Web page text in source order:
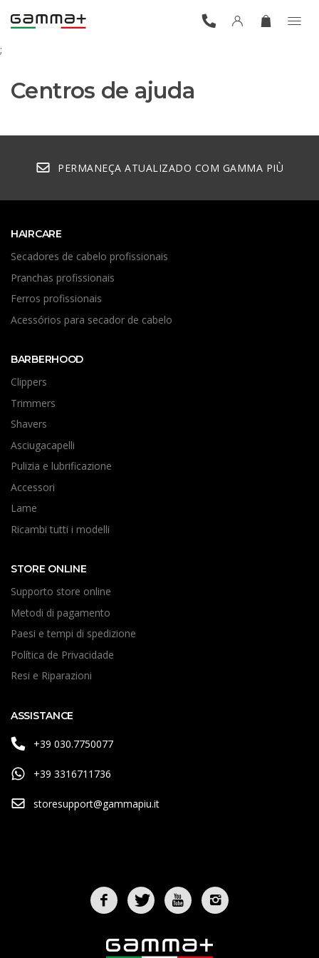
;
Centros de ajuda
PERMANEÇA ATUALIZADO COM GAMMA PIÙ
HAIRCARE
Secadores de cabelo profissionais
Pranchas profissionais
Ferros profissionais
Acessórios para secador de cabelo
BARBERHOOD
Clippers
Trimmers
Shavers
Asciugacapelli
Pulizia e lubrificazione
Accessori
Lame
Ricambi tutti i modelli
STORE ONLINE
Supporto store online
Metodi di pagamento
Paesi e tempi di spedizione
Política de Privacidade
Resi e Riparazioni
ASSISTANCE
+39 030.7750077
+39 3316711736
storesupport@gammapiu.it